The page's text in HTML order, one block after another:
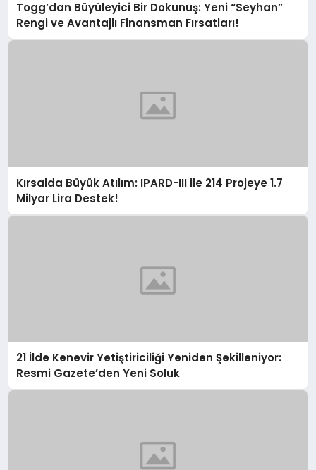
Togg’dan Büyüleyici Bir Dokunuş: Yeni “Seyhan”
Rengi ve Avantajlı Finansman Fırsatları!
Kırsalda Büyük Atılım: IPARD-III ile 214 Projeye 1.7
Milyar Lira Destek!
21 İlde Kenevir Yetiştiriciliği Yeniden Şekilleniyor:
Resmi Gazete’den Yeni Soluk